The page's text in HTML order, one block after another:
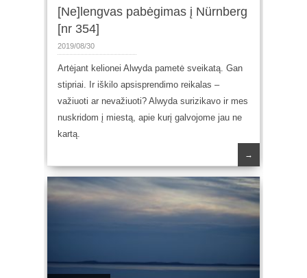
[Ne]lengvas pabėgimas į Nürnberg
[nr 354]
2019/08/30
Artėjant kelionei Alwyda pametė sveikatą. Gan
stipriai. Ir iškilo apsisprendimo reikalas –
važiuoti ar nevažiuoti? Alwyda surizikavo ir mes
nuskridom į miestą, apie kurį galvojome jau ne
kartą.
→